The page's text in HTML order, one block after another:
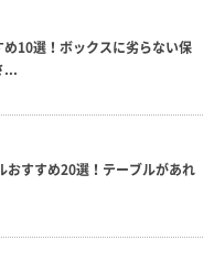
10選！ボックスに劣らない保
...
おすすめ20選！テーブルがあれ